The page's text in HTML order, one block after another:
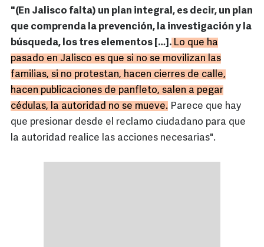
"(En Jalisco falta) un plan integral, es decir, un plan
que comprenda la prevención, la investigación y la
búsqueda, los tres elementos […]. Lo que ha
pasado en Jalisco es que si no se movilizan las
familias, si no protestan, hacen cierres de calle,
hacen publicaciones de panfleto, salen a pegar
cédulas, la autoridad no se mueve. Parece que hay
que presionar desde el reclamo ciudadano para que
la autoridad realice las acciones necesarias".